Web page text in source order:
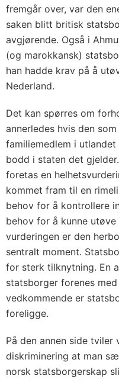
fremgår over, var den
saken blitt britisk
avgjørende. Også i
(og marokkansk)
han hadde krav på å
Nederland.
Det kan spørres om
annerledes hvis den
familiemedlem i
bodd i staten det
foretas en
kommet fram til en
behov for å kontrollere
behov for å kunne
vurderingen er den
sentralt moment.
for sterk tilknytning. En
statsborger forenes
vedkommende er
foreligge.
På den annen side tviler
diskriminering at man
norsk statsborgerskap